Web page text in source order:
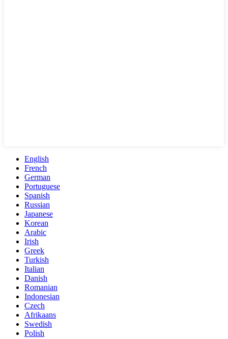
English
French
German
Portuguese
Spanish
Russian
Japanese
Korean
Arabic
Irish
Greek
Turkish
Italian
Danish
Romanian
Indonesian
Czech
Afrikaans
Swedish
Polish